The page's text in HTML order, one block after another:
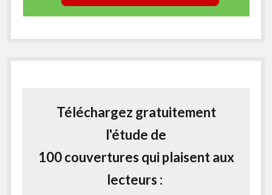
Téléchargez gratuitement
l'étude de
100 couvertures qui plaisent aux
lecteurs :